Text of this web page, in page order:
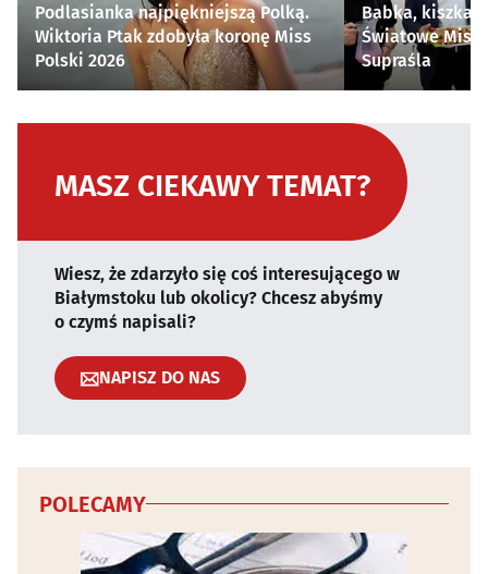
Podlasianka najpiękniejszą Polką.
Wiktoria Ptak zdobyła koronę Miss
Polski 2026
Babka, kiszka i
Światowe
Supraśla
MASZ CIEKAWY TEMAT?
Wiesz, że zdarzyło się coś interesującego w
Białymstoku lub okolicy? Chcesz abyśmy
o czymś napisali?
NAPISZ DO NAS
POLECAMY